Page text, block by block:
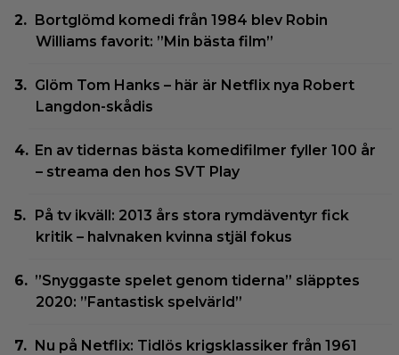
Bortglömd komedi från 1984 blev Robin
Williams favorit: ”Min bästa film”
Glöm Tom Hanks – här är Netflix nya Robert
Langdon-skådis
En av tidernas bästa komedifilmer fyller 100 år
– streama den hos SVT Play
På tv ikväll: 2013 års stora rymdäventyr fick
kritik – halvnaken kvinna stjäl fokus
”Snyggaste spelet genom tiderna” släpptes
2020: ”Fantastisk spelvärld”
Nu på Netflix: Tidlös krigsklassiker från 1961